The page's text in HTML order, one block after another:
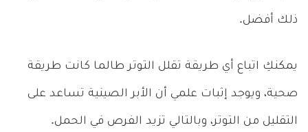
ذلك أفضل.
يمكنكِ اتباع أي طريقة تقلل التوتر طالما كانت طريقة
صحية، ويوجد إثبات علمي أن الأبر الصينية تساعد على
التقليل من التوتر، وبالتالي تزيد الفرص في الحمل.